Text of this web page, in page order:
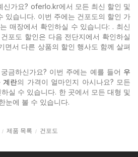
신가요? oferlo.kr에서 모든 최신 할인 및
있습니다. 이번 주에는 건포도의 할인 가
매장에서 확인하실 수 있습니다: . 최신
포도 할인은 다음 전단지에서 확인하실
면서 다른 상품의 할인 행사도 함께 살펴
금하신가요? 이번 주에는 예를 들어 우
계란의 가격이 얼마인지 아시나요? 모든
실 수 있습니다. 한 곳에서 모든 대형 및
눈에 볼 수 있습니다.
제품 목록 건포도